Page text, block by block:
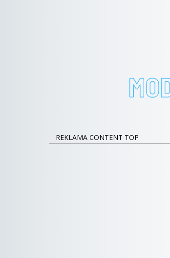
REKLAMA CONTENT TOP